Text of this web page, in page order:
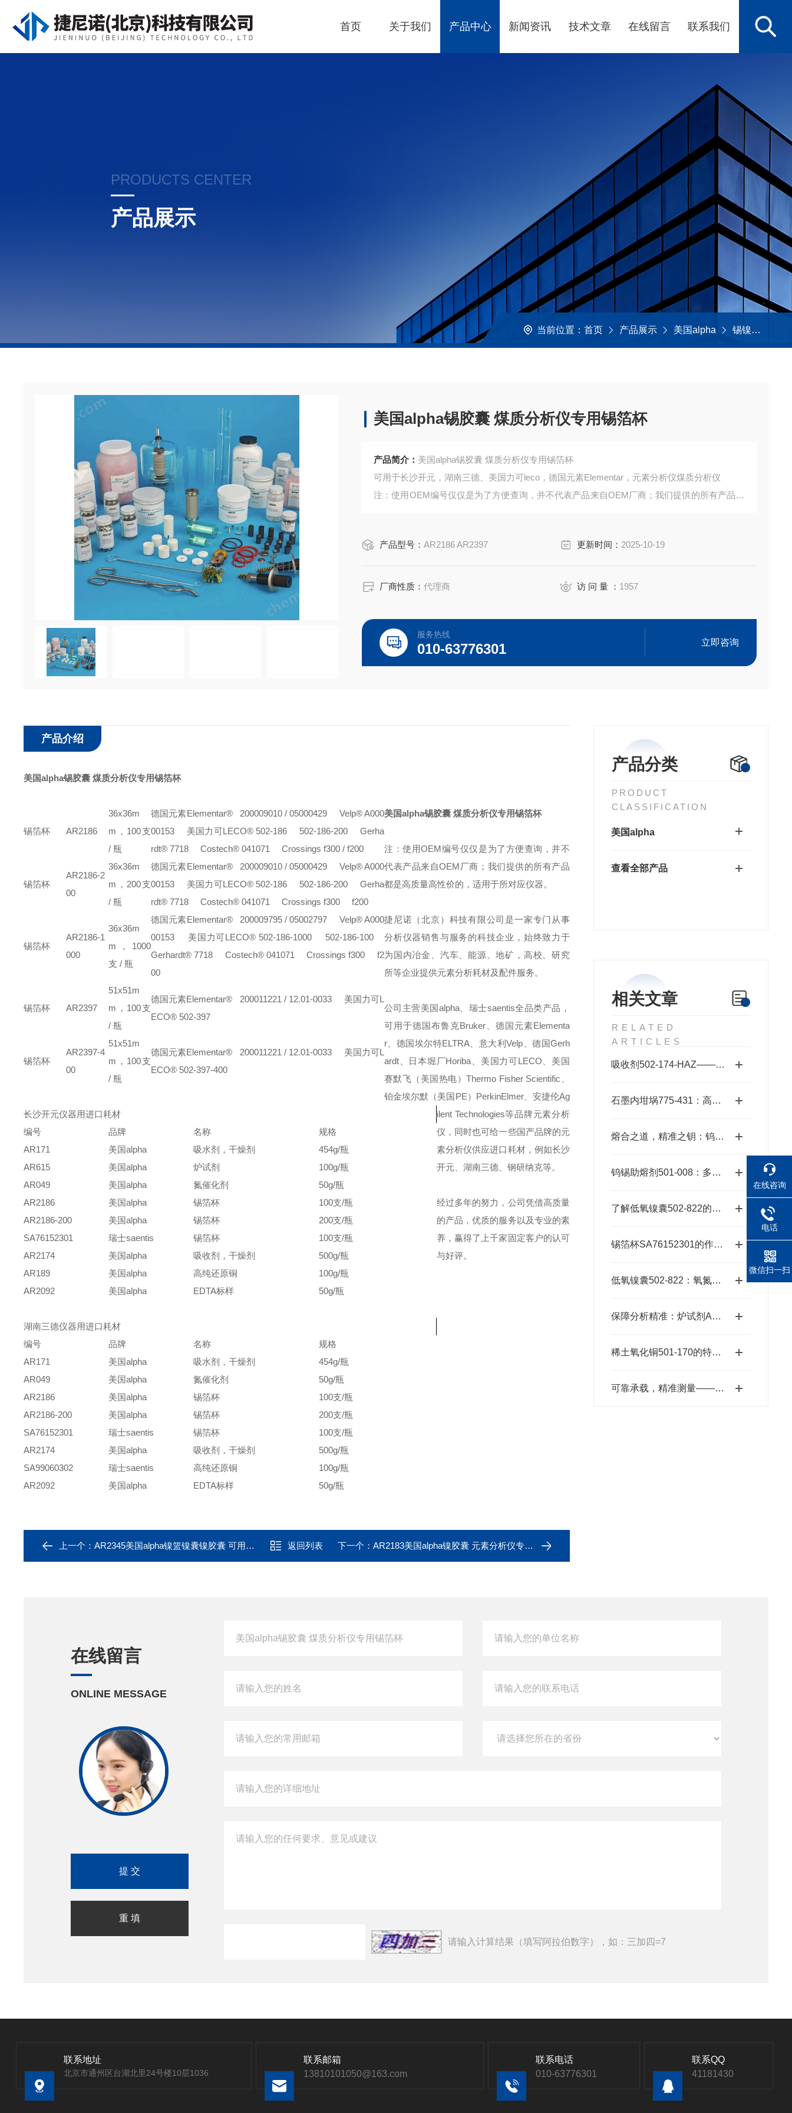
首页 关于我们 产品中心 新闻资讯 技术文章 在线留言 联系我们
PRODUCTS CENTER
产品展示
当前位置： 首页 产品展示 美国alpha 锡镍铜铝胶囊
美国alpha锡胶囊 煤质分析仪专用锡箔杯
产品简介： 美国alpha锡胶囊 煤质分析仪专用锡箔杯
可用于长沙开元，湖南三德、美国力可leco，德国元素Elementar，元素分析仪煤质分析仪
注：使用OEM编号仅仅是为了方便查询，并不代表产品来自OEM厂商；我们提供的所有产品都
产品型号：AR2186 AR2397 更新时间： 2025-10-19
厂商性质：代理商 访 问 量 ： 1957
服务热线
010-63776301 立即咨询
产品分类
PRODUCT
CLASSIFICATION
美国alpha
查看全部产品
相关文章
RELATED
ARTICLES
吸收剂502-174-HAZ——碱石棉二氧化碳吸收剂原理与元素分析及气体净化应用
石墨内坩埚775-431：高温熔炼的坚实卫士
熔合之道，精准之钥：钨锡助熔剂501-008，XRF分析的伴侣
钨锡助熔剂501-008：多元样品熔融的高效适配方案
了解低氧镍囊502-822的特性与应用
锡箔杯SA76152301的作用与优势
低氧镍囊502-822：氧氮分析的高效助熔载体
保障分析精准：炉试剂AR615的可靠性能
稀土氧化铜501-170的特性和应用前景
可靠承载，精准测量——锡箔杯SA76152301
产品介绍
美国alpha锡胶囊 煤质分析仪专用锡箔杯
锡箔杯 AR2186
36x36m
m，100支
/ 瓶
德国元素Elementar® 200009010 / 05000429 Velp® A000
00153 美国力可LECO® 502-186 502-186-200 Gerha
rdt® 7718 Costech® 041071 Crossings f300 / f200
锡箔杯
AR2186-2
00
36x36m
m，200支
/ 瓶
德国元素Elementar® 200009010 / 05000429 Velp® A000
00153 美国力可LECO® 502-186 502-186-200 Gerha
rdt® 7718 Costech® 041071 Crossings f300 f200
锡箔杯
AR2186-1
000
36x36m
m，1000
支 / 瓶
德国元素Elementar® 200009795 / 05002797 Velp® A000
00153 美国力可LECO® 502-186-1000502-186-100
Gerhardt® 7718 Costech® 041071 Crossings f300 f2
00
锡箔杯 AR2397
51x51m
m，100支
/ 瓶
德国元素Elementar® 200011221 / 12.01-0033 美国力可L
ECO® 502-397
锡箔杯
AR2397-4
00
51x51m
m，100支
/ 瓶
德国元素Elementar® 200011221 / 12.01-0033 美国力可L
ECO® 502-397-400
美国alpha锡胶囊 煤质分析仪专用锡箔杯
长沙开元仪器用进口耗材
编号
品牌 名称
规格
AR171
美国alpha 吸水剂，干燥剂 454g/瓶
AR615
美国alpha 炉试剂 100g/瓶
AR049
美国alpha 氮催化剂 50g/瓶
AR2186
美国alpha 锡箔杯 100支/瓶
AR2186-200
美国alpha 锡箔杯 200支/瓶
SA76152301
瑞士saentis 锡箔杯 100支/瓶
AR2174
美国alpha 吸收剂，干燥剂 500g/瓶
AR189
美国alpha 高纯还原铜
100g/瓶
AR2092
美国alpha EDTA标样 50g/瓶
湖南三德仪器用进口耗材
编号
品牌 名称
规格
AR171
美国alpha 吸水剂，干燥剂 454g/瓶
AR049
美国alpha 氮催化剂 50g/瓶
AR2186
美国alpha 锡箔杯 100支/瓶
AR2186-200
美国alpha 锡箔杯 200支/瓶
SA76152301
瑞士saentis 锡箔杯 100支/瓶
AR2174
美国alpha 吸收剂，干燥剂 500g/瓶
SA99060302
瑞士saentis 高纯还原铜
100g/瓶
AR2092
美国alpha EDTA标样 50g/瓶
注：使用OEM编号仅仅是为了方便查询，并不
代表产品来自OEM厂商；我们提供的所有产品
都是高质量高性价的，适用于所对应仪器。
捷尼诺（北京）科技有限公司是一家专门从事
分析仪器销售与服务的科技企业，始终致力于
为国内冶金、汽车、能源、地矿，高校、研究
所等企业提供元素分析耗材及配件服务。
公司主营美国alpha、瑞士saentis全品类产品，
可用于德国布鲁克Bruker、德国元素Elementa
r、德国埃尔特ELTRA、意大利Velp、德国Gerh
ardt、日本堀厂Horiba、美国力可LECO、美国
赛默飞（美国热电）Thermo Fisher Scientific、
铂金埃尔默（美国PE）PerkinElmer、安捷伦Ag
ilent Technologies等品牌元素分析
仪，同时也可给一些国产品牌的元
素分析仪供应进口耗材，例如长沙
开元、湖南三德、钢研纳克等。
经过多年的努力，公司凭借高质量
的产品，优质的服务以及专业的素
养，赢得了上千家固定客户的认可
与好评。
上一个： AR2345美国alpha镍篮镍囊镍胶囊 可用于德国元素 返回列表 下一个： AR2183美国alpha镍胶囊 元素分析仪专用镍囊
在线留言
ONLINE MESSAGE
请输入计算结果（填写阿拉伯数字），如：三加四=7
联系地址
北京市通州区台湖北里24号楼10层1036
联系邮箱
13810101050@163.com
联系电话
010-63776301
联系QQ
41181430
在线咨询
电话
微信扫一扫